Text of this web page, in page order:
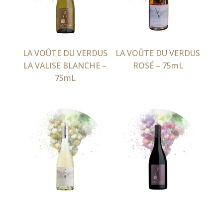
LA VOÛTE DU VERDUS
LA VALISE BLANCHE –
75mL
LA VOÛTE DU VERDUS
ROSÉ – 75mL